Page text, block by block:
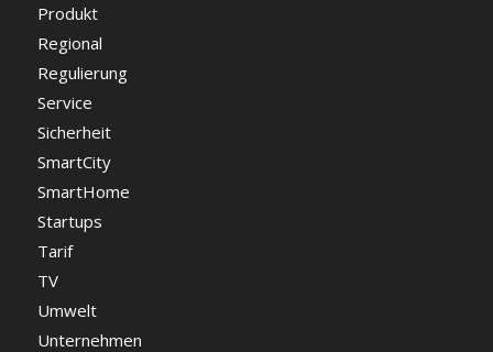
Produkt
Regional
Regulierung
Service
Sicherheit
SmartCity
SmartHome
Startups
Tarif
TV
Umwelt
Unternehmen